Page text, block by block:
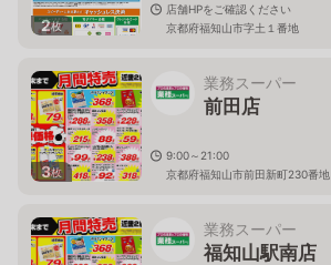
2枚
店舗HPをご確認ください
京都府福知山市字土１番地
3枚
業務スーパー
前田店
9:00～21:00
京都府福知山市前田新町230番地
業務スーパー
福知山駅南店